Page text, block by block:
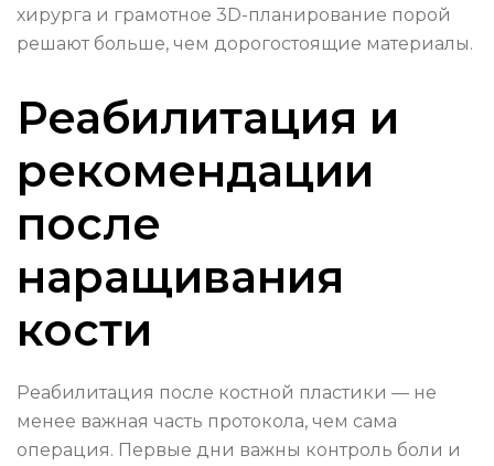
хирурга и грамотное 3D-планирование порой
решают больше, чем дорогостоящие материалы.
Реабилитация и
рекомендации
после
наращивания
кости
Реабилитация после костной пластики — не
менее важная часть протокола, чем сама
операция. Первые дни важны контроль боли и